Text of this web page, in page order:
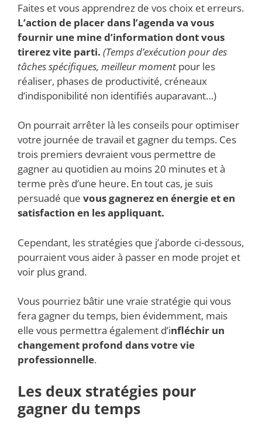
Faites et vous apprendrez de vos choix et erreurs.
L’action de placer dans l’agenda va vous
fournir une mine d’information dont vous
tirerez vite parti. (Temps d’exécution pour des
tâches spécifiques, meilleur moment pour les
réaliser, phases de productivité, créneaux
d’indisponibilité non identifiés auparavant…)
On pourrait arrêter là les conseils pour optimiser
votre journée de travail et gagner du temps. Ces
trois premiers devraient vous permettre de
gagner au quotidien au moins 20 minutes et à
terme près d’une heure. En tout cas, je suis
persuadé que vous gagnerez en énergie et en
satisfaction en les appliquant.
Cependant, les stratégies que j’aborde ci-dessous,
pourraient vous aider à passer en mode projet et
voir plus grand.
Vous pourriez bâtir une vraie stratégie qui vous
fera gagner du temps, bien évidemment, mais
elle vous permettra également d’infléchir un
changement profond dans votre vie
professionnelle.
Les deux stratégies pour
gagner du temps